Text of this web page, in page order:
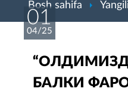
Bosh sahifa
01
04/25
БАЛКИ